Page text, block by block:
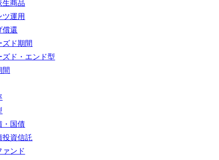
生商品
ツ運用
償還
ズド期間
ズド・エンド型
間
・国債
投資信託
ァンド